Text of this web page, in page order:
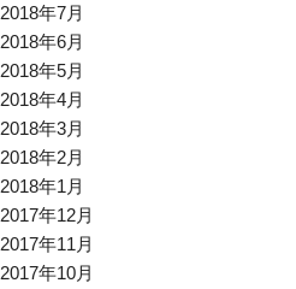
2018年7月
2018年6月
2018年5月
2018年4月
2018年3月
2018年2月
2018年1月
2017年12月
2017年11月
2017年10月